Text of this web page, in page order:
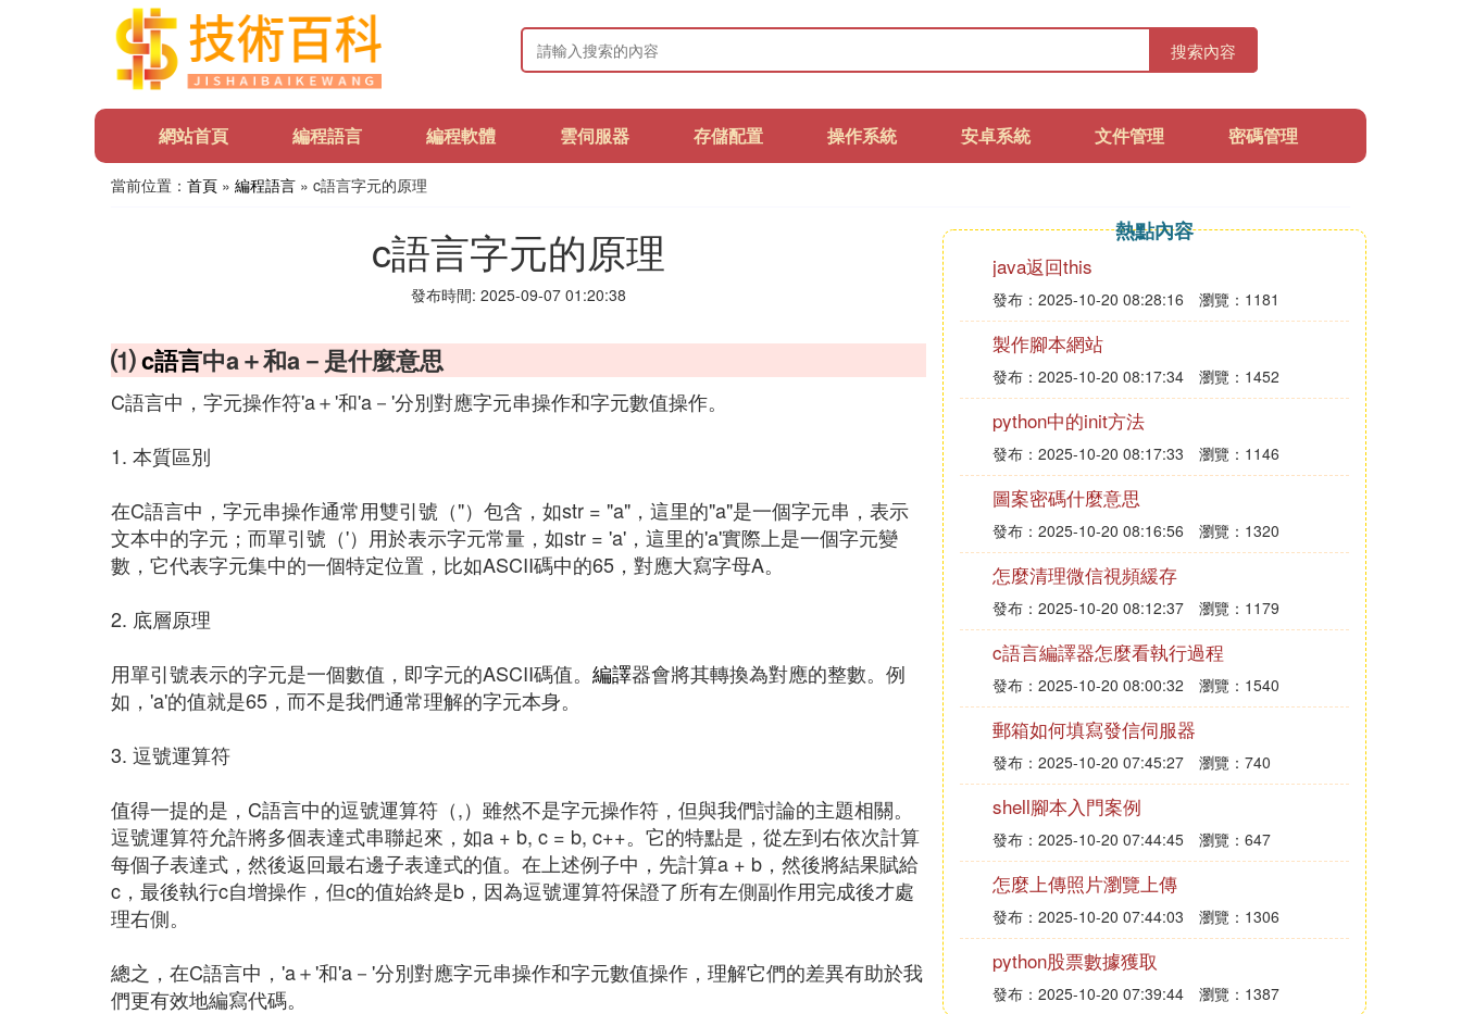
搜索內容
網站首頁 編程語言 編程軟體 雲伺服器 存儲配置 操作系統 安卓系統 文件管理 密碼管理
當前位置： 首頁 » 編程語言 » c語言字元的原理
c語言字元的原理
發布時間: 2025-09-07 01:20:38
⑴c語言中a＋和a－是什麼意思
C語言中，字元操作符'a＋'和'a－'分別對應字元串操作和字元數值操作。
1. 本質區別
在C語言中，字元串操作通常用雙引號（"）包含，如str = "a"，這里的"a"是一個字元串，表示
文本中的字元；而單引號（'）用於表示字元常量，如str = 'a'，這里的'a'實際上是一個字元變
數，它代表字元集中的一個特定位置，比如ASCII碼中的65，對應大寫字母A。
2. 底層原理
用單引號表示的字元是一個數值，即字元的ASCII碼值。 編譯器會將其轉換為對應的整數。例
如，'a'的值就是65，而不是我們通常理解的字元本身。
3. 逗號運算符
值得一提的是，C語言中的逗號運算符（,）雖然不是字元操作符，但與我們討論的主題相關。
逗號運算符允許將多個表達式串聯起來，如a + b, c = b, c++。它的特點是，從左到右依次計算
每個子表達式，然後返回最右邊子表達式的值。在上述例子中，先計算a + b，然後將結果賦給
c，最後執行c自增操作，但c的值始終是b，因為逗號運算符保證了所有左側副作用完成後才處
理右側。
總之，在C語言中，'a＋'和'a－'分別對應字元串操作和字元數值操作，理解它們的差異有助於我
們更有效地編寫代碼。
熱點內容
java返回this
發布：2025-10-20 08:28:16 瀏覽：1181
製作腳本網站
發布：2025-10-20 08:17:34 瀏覽：1452
python中的init方法
發布：2025-10-20 08:17:33 瀏覽：1146
圖案密碼什麼意思
發布：2025-10-20 08:16:56 瀏覽：1320
怎麼清理微信視頻緩存
發布：2025-10-20 08:12:37 瀏覽：1179
c語言編譯器怎麼看執行過程
發布：2025-10-20 08:00:32 瀏覽：1540
郵箱如何填寫發信伺服器
發布：2025-10-20 07:45:27 瀏覽：740
shell腳本入門案例
發布：2025-10-20 07:44:45 瀏覽：647
怎麼上傳照片瀏覽上傳
發布：2025-10-20 07:44:03 瀏覽：1306
python股票數據獲取
發布：2025-10-20 07:39:44 瀏覽：1387